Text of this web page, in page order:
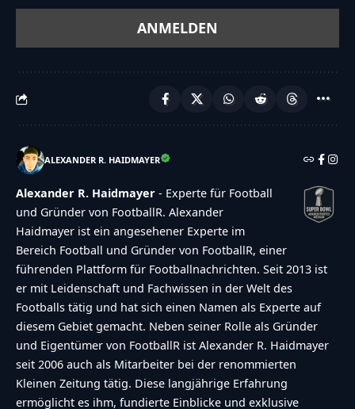
ALEXANDER R. HAIDMAYER
Alexander R. Haidmayer - Experte für Football
und Gründer von FootballR. Alexander
Haidmayer ist ein angesehener Experte im
Bereich Football und Gründer von FootballR, einer
führenden Plattform für Footballnachrichten. Seit 2013 ist
er mit Leidenschaft und Fachwissen in der Welt des
Footballs tätig und hat sich einen Namen als Experte auf
diesem Gebiet gemacht. Neben seiner Rolle als Gründer
und Eigentümer von FootballR ist Alexander R. Haidmayer
seit 2006 auch als Mitarbeiter bei der renommierten
Kleinen Zeitung tätig. Diese langjährige Erfahrung
ermöglicht es ihm, fundierte Einblicke und exklusive